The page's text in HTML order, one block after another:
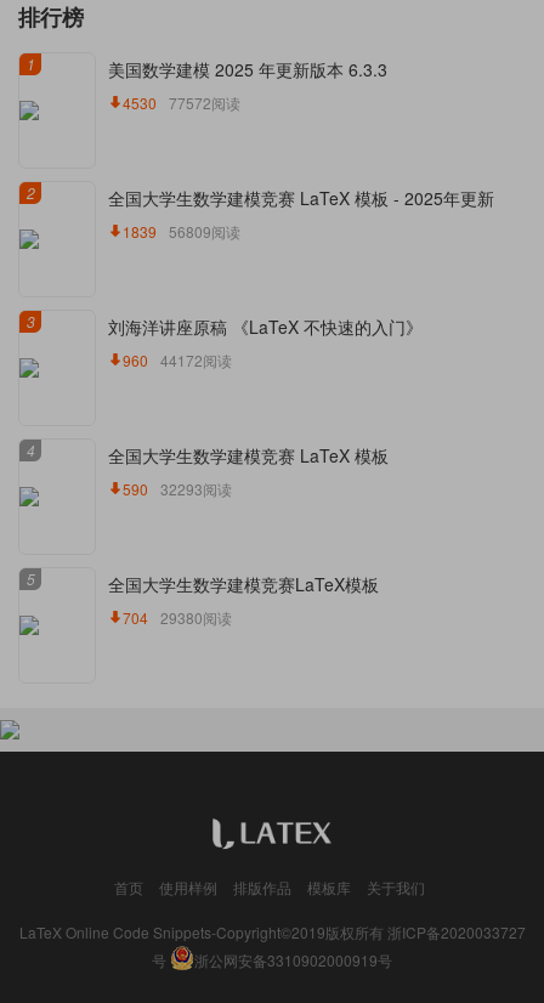
排行榜
1 美国数学建模 2025 年更新版本 6.3.3
4530 77572阅读
2 全国大学生数学建模竞赛 LaTeX 模板 - 2025年更新
1839 56809阅读
3 刘海洋讲座原稿 《LaTeX 不快速的入门》
960 44172阅读
4 全国大学生数学建模竞赛 LaTeX 模板
590 32293阅读
5 全国大学生数学建模竞赛LaTeX模板
704 29380阅读
首页 使用样例 排版作品 模板库 关于我们
LaTeX Online Code Snippets-Copyright©2019版权所有 浙ICP备2020033727
号
浙公网安备3310902000919号